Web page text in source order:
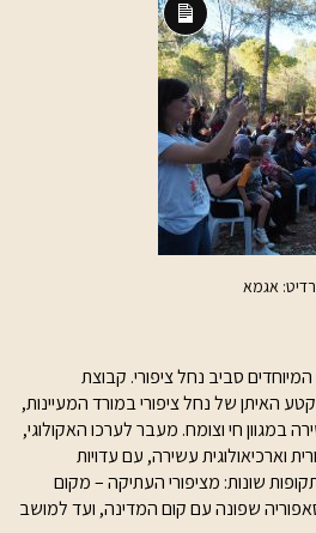
תיאור
ארוך
אגמא
סביב נחל ציפורי. קבוצת
האיתן של נחל ציפורי במורד המעיינות,
חי וצומח. מעבר לערכו האקולוגי,
וארכיאולוגית עשירה, עם עדויות
שונות: מציפורי העתיקה – מקום
שפונה עם קום המדינה, ועד למושב